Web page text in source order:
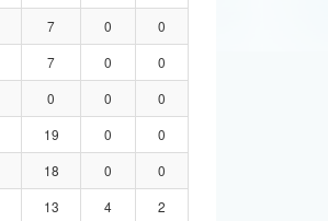
7 0
0
7 0
0
0 0
0
19 0
0
18 0
0
13 4
2